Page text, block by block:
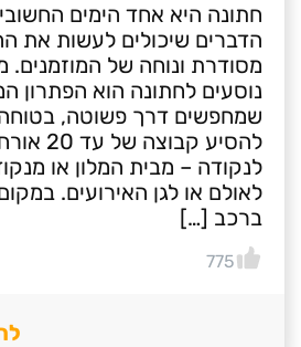
חתונה היא אחד הימים
הדברים שיכולים לעשות את
נוסעים לחתונה הוא הפתרון
שמחפשים דרך פשוטה,
להסיע
לנקודה – מבית המלון או
לאולם או לגן האירועים.
ברכב […]
775